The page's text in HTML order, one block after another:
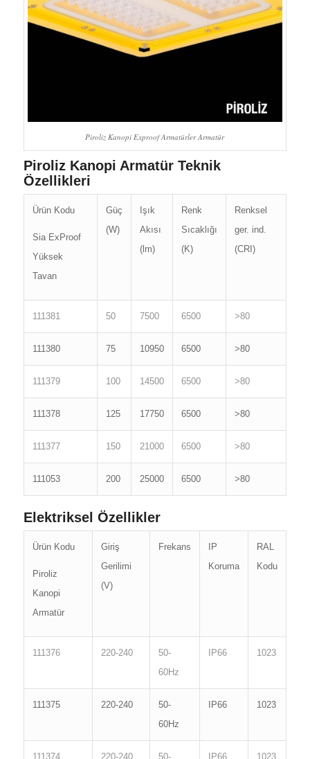
Piroliz Kanopi Exproof Armatürler Armatür
Piroliz Kanopi Armatür Teknik
Özellikleri
Ürün Kodu
Sia ExProof
Yüksek
Tavan
Güç
(W)
Işık
Akısı
(lm)
Renk
Sıcaklığı
(K)
Renksel
ger. ind.
(CRI)
111381 50 7500 6500 >80
111380 75 10950 6500 >80
111379 100 14500 6500 >80
111378 125 17750 6500 >80
111377 150 21000 6500 >80
111053 200 25000 6500 >80
Elektriksel Özellikler
Ürün Kodu
Piroliz
Kanopi
Armatür
Giriş
Gerilimi
(V)
Frekans
IP
Koruma
RAL
Kodu
111376 220-240
50-
60Hz
IP66 1023
111375 220-240
50-
60Hz
IP66 1023
111374 220-240
50-
IP66 1023